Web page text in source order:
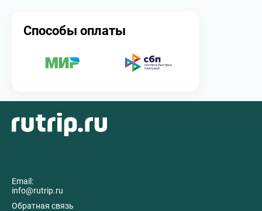
Способы оплаты
Email:
info@rutrip.ru
Обратная связь